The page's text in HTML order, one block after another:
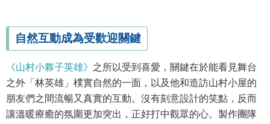
自然互動成為受歡迎關鍵
《山村小夥子英雄》 之所以受到喜愛，關鍵在於能看見舞台
之外「林英雄」樸實自然的一面，以及他和造訪山村小屋的
朋友們之間流暢又真實的互動。沒有刻意設計的笑點，反而
讓溫暖療癒的氛圍更加突出，正好打中觀眾的心。製作團隊